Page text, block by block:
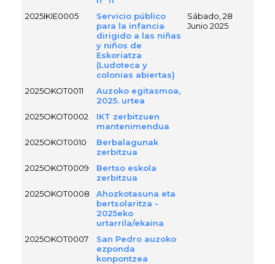
2025IKIE0005
Servicio público
para la infancia
dirigido a las niñas
y niños de
Eskoriatza
(Ludoteca y
colonias abiertas)
Sábado, 28
Junio 2025
2025OKOT0011
Auzoko egitasmoa,
2025. urtea
2025OKOT0002
IKT zerbitzuen
mantenimendua
2025OKOT0010
Berbalagunak
zerbitzua
2025OKOT0009
Bertso eskola
zerbitzua
2025OKOT0008
Ahozkotasuna eta
bertsolaritza -
2025eko
urtarrila/ekaina
2025OKOT0007
San Pedro auzoko
ezponda
konpontzea